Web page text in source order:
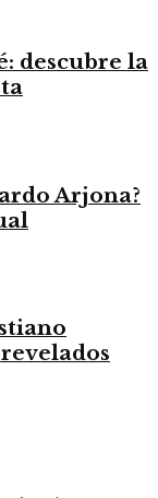
descubre la
Arjona?